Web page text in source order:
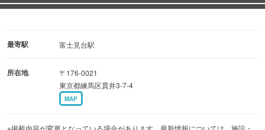
最寄駅 富士見台駅
所在地
〒176-0021
東京都練馬区貫井3-7-4
MAP
※掲載内容が変更となっている場合があります。最新情報については、施設・